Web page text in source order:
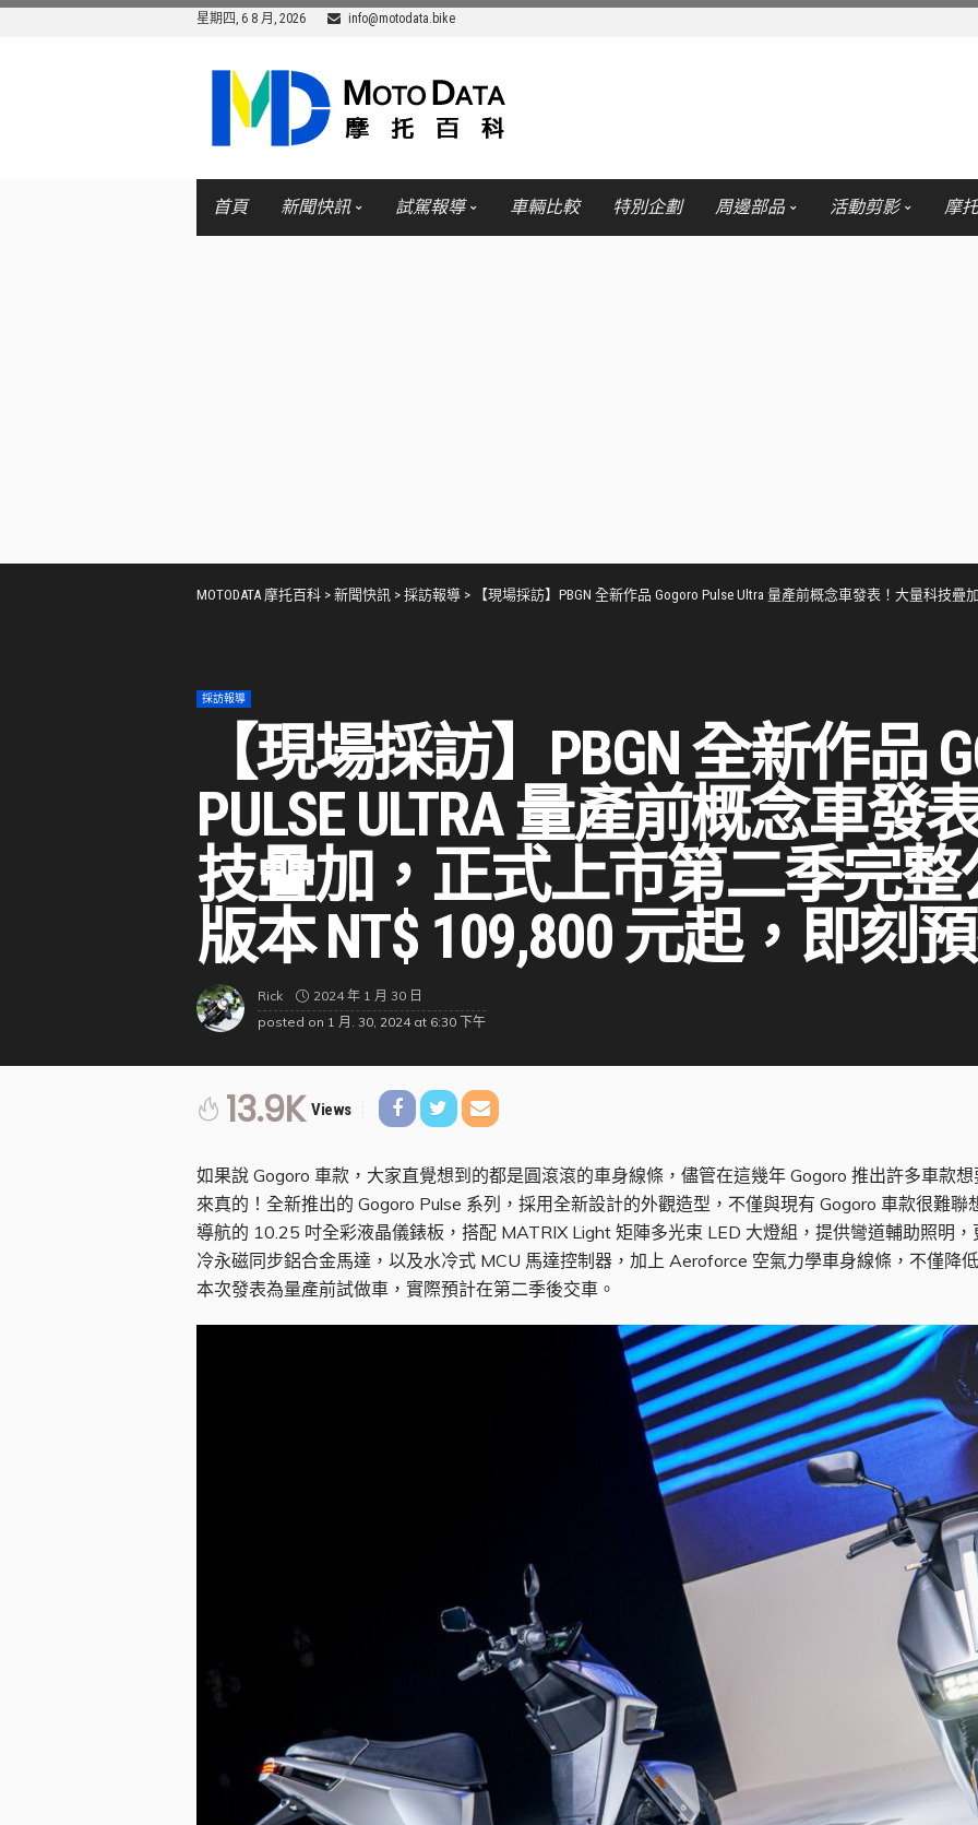
星期四, 6 8 月, 2026 info@motodata.bike
首頁 新聞快訊 試駕報導 車輛比較 特別企劃 周邊部品 活動剪影 摩
MOTODATA 摩托百科 > 新聞快訊 > 採訪報導 > 【現場採訪】PBGN 全新作品 Gogoro Pulse Ultra 量產前概念車發表！大量科技疊加，正式上市第二
採訪報導
【現場採訪】PBGN 全新作品
PULSE ULTRA 量產前概念車發
技疊加，正式上市第二季完
版本 NT$ 109,800 元起，即刻
Rick
2024 年 1 月 30 日
posted on 1 月. 30, 2024 at 6:30 下午
13.9K Views
如果說 Gogoro 車款，大家直覺想到的都是圓滾滾的車身線條，儘管在這幾年 Gogoro 推出許多車款
來真的！全新推出的 Gogoro Pulse 系列，採用全新設計的外觀造型，不僅與現有 Gogoro 車款很難
導航的 10.25 吋全彩液晶儀錶板，搭配 MATRIX Light 矩陣多光束 LED 大燈組，提供彎道輔助照明
冷永磁同步鋁合金馬達，以及水冷式 MCU 馬達控制器，加上 Aeroforce 空氣力學車身線條，不僅降
本次發表為量產前試做車，實際預計在第二季後交車。